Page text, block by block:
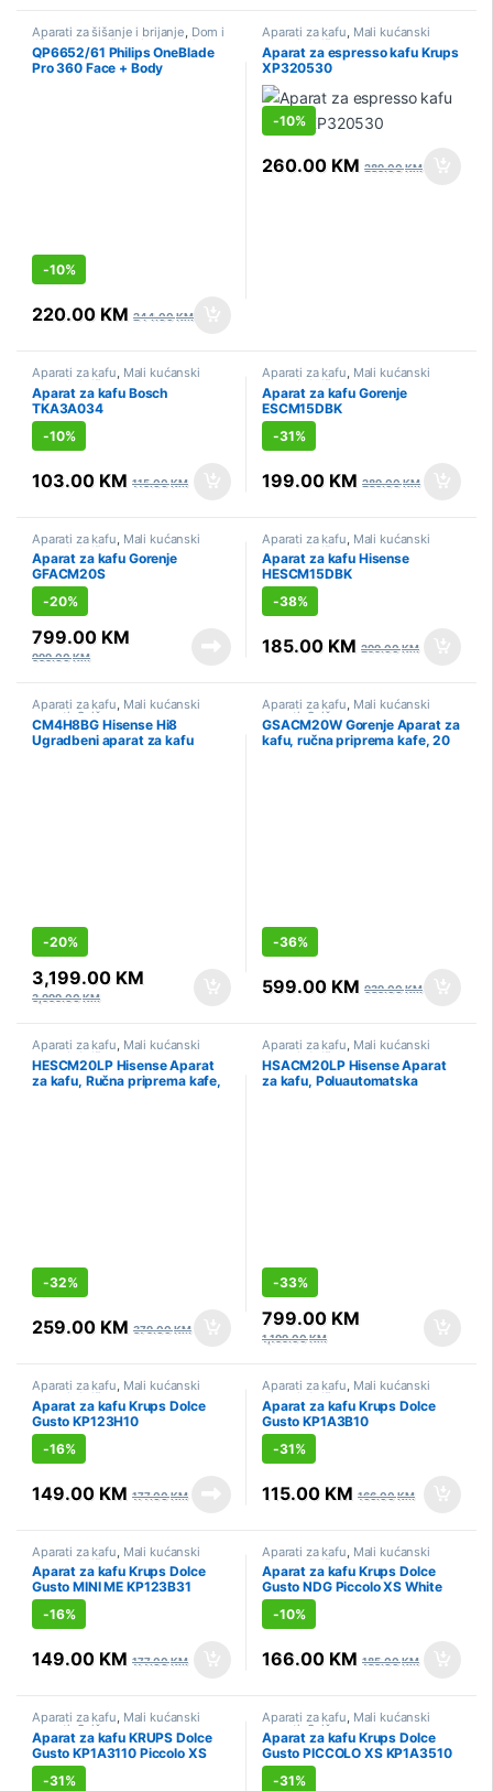
Aparati za šišanje i brijanje, Dom i
lična njega, Lična njega Mali
kućanski aparati,Sniženo
QP6652/61 Philips OneBlade
Pro 360 Face + Body
-10%
220.00 KM 244.00KM
Aparati za kafu, Mali kućanski
aparati Sniženo
Aparat za espresso kafu Krups
XP320530
-10%
260.00 KM 289.00KM
Aparati za kafu, Mali kućanski
aparati Sniženo
Aparat za kafu Bosch
TKA3A034
-10%
103.00 KM 115.00KM
Aparati za kafu, Mali kućanski
aparati Sniženo
Aparat za kafu Gorenje
ESCM15DBK
-31%
199.00 KM 289.00KM
Aparati za kafu Mali kućanski
aparati Sniženo
Aparat za kafu Gorenje
GFACM20S
-20%
799.00 KM
999.00KM
Aparati za kafu Mali kućanski
aparati Sniženo
Aparat za kafu Hisense
HESCM15DBK
-38%
185.00 KM 299.00KM
Aparati za kafu, Mali kućanski
aparati,Sniženo
CM4H8BG Hisense Hi8
Ugradbeni aparat za kafu
-20%
3,199.00 KM
3,999.00KM
Aparati za kafu, Mali kućanski
aparati, Sniženo
GSACM20W Gorenje Aparat za
kafu, ručna priprema kafe, 20
-36%
599.00 KM 939.00KM
Aparati za kafu, Mali kućanski
aparati,Sniženo
HESCM20LP Hisense Aparat
za kafu, Ručna priprema kafe,
-32%
259.00 KM 379.00KM
Aparati za kafu, Mali kućanski
aparati, Sniženo
HSACM20LP Hisense Aparat
za kafu, Poluautomatska
-33%
799.00 KM
1,199.00KM
Aparati za kafu, Mali kućanski
aparati Sniženo
Aparat za kafu Krups Dolce
Gusto KP123H10
-16%
149.00 KM 177.00KM
Aparati za kafu, Mali kućanski
aparati Sniženo
Aparat za kafu Krups Dolce
Gusto KP1A3B10
-31%
115.00 KM 166.00KM
Aparati za kafu Mali kućanski
aparati Sniženo
Aparat za kafu Krups Dolce
Gusto MINI ME KP123B31
-16%
149.00 KM 177.00KM
Aparati za kafu Mali kućanski
aparati Sniženo
Aparat za kafu Krups Dolce
Gusto NDG Piccolo XS White
KP1A0110
-10%
166.00 KM 185.00KM
Aparati za kafu, Mali kućanski
aparati Sniženo
Aparat za kafu KRUPS Dolce
Gusto KP1A3110 Piccolo XS
White
-31%
Aparati za kafu, Mali kućanski
aparati Sniženo
Aparat za kafu Krups Dolce
Gusto PICCOLO XS KP1A3510
-31%